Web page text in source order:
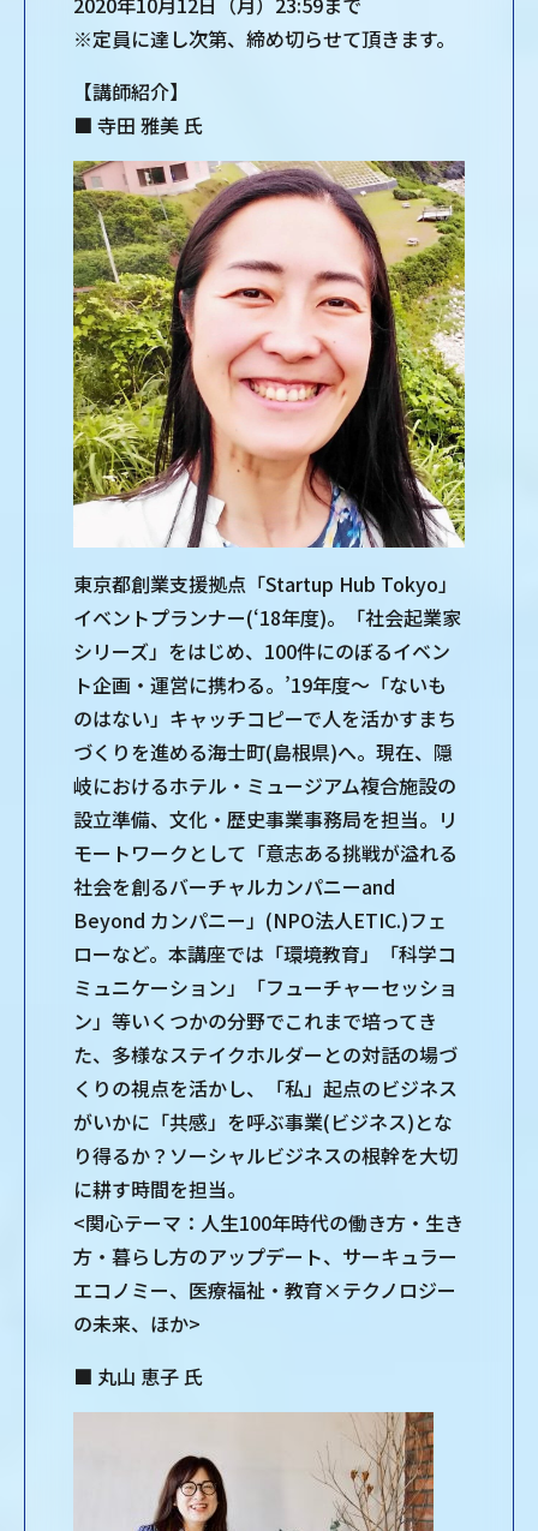
※定員に達し次第、締め切らせて頂きます。
【講師紹介】
■ 寺田 雅美 氏
東京都創業支援拠点「Startup Hub Tokyo」
イベントプランナー(‘18年度)。「社会起業家
シリーズ」をはじめ、100件にのぼるイベン
ト企画・運営に携わる。’19年度～「ないも
のはない」キャッチコピーで人を活かすまち
づくりを進める海士町(島根県)へ。現在、隠
岐におけるホテル・ミュージアム複合施設の
設立準備、文化・歴史事業事務局を担当。リ
モートワークとして「意志ある挑戦が溢れる
社会を創るバーチャルカンパニーand
Beyond カンパニー」(NPO法人ETIC.)フェ
ローなど。本講座では「環境教育」「科学コ
ミュニケーション」「フューチャーセッショ
ン」等いくつかの分野でこれまで培ってき
た、多様なステイクホルダーとの対話の場づ
くりの視点を活かし、「私」起点のビジネス
がいかに「共感」を呼ぶ事業(ビジネス)とな
り得るか？ソーシャルビジネスの根幹を大切
に耕す時間を担当。
<関心テーマ：人生100年時代の働き方・生き
方・暮らし方のアップデート、サーキュラー
エコノミー、医療福祉・教育×テクノロジー
の未来、ほか>
■ 丸山 恵子 氏